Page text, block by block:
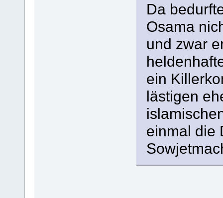
Da
Osama
und zwar
ein
lästigen
einmal die